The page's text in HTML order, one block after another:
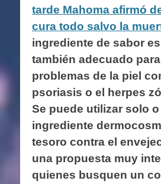
tarde Mahoma afirmó
cura todo salvo la
ingrediente de sabor
también adecuado
problemas de la piel
psoriasis o el herpes
Se puede utilizar solo
ingrediente
tesoro contra el
una propuesta muy
quienes busquen un